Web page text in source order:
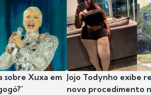
sobre Xuxa em Jojo Todynho exibe
novo procedimento